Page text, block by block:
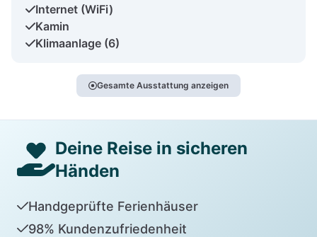
Internet (WiFi)
Kamin
Klimaanlage (6)
Gesamte Ausstattung anzeigen
Deine Reise in sicheren
Händen
Handgeprüfte Ferienhäuser
98% Kundenzufriedenheit